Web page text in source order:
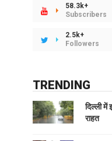
58.3k+
Subscribers
2.5k+
Followers
TRENDING
दिल्ली
राहत